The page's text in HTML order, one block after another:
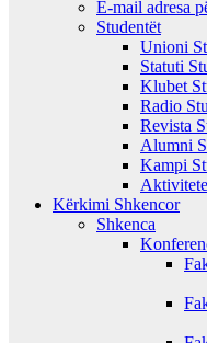
E-mail adresa
Studentët
Unioni
Statuti
Klubet
Radio
Revista
Alumni
Kampi
Kërkimi Shkencor
Shkenca